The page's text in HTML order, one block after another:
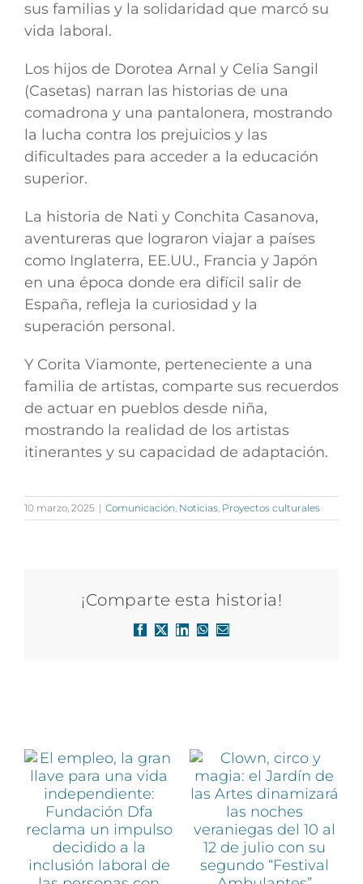
sus familias y la solidaridad que marcó su
vida laboral.
Los hijos de Dorotea Arnal y Celia Sangil
(Casetas) narran las historias de una
comadrona y una pantalonera, mostrando
la lucha contra los prejuicios y las
dificultades para acceder a la educación
superior.
La historia de Nati y Conchita Casanova,
aventureras que lograron viajar a países
como Inglaterra, EE.UU., Francia y Japón
en una época donde era difícil salir de
España, refleja la curiosidad y la
superación personal.
Y Corita Viamonte, perteneciente a una
familia de artistas, comparte sus recuerdos
de actuar en pueblos desde niña,
mostrando la realidad de los artistas
itinerantes y su capacidad de adaptación.
10 marzo, 2025 | Comunicación Noticias Proyectos culturales
¡Comparte esta historia!
Facebook
X LinkedInWhatsApp
Correo